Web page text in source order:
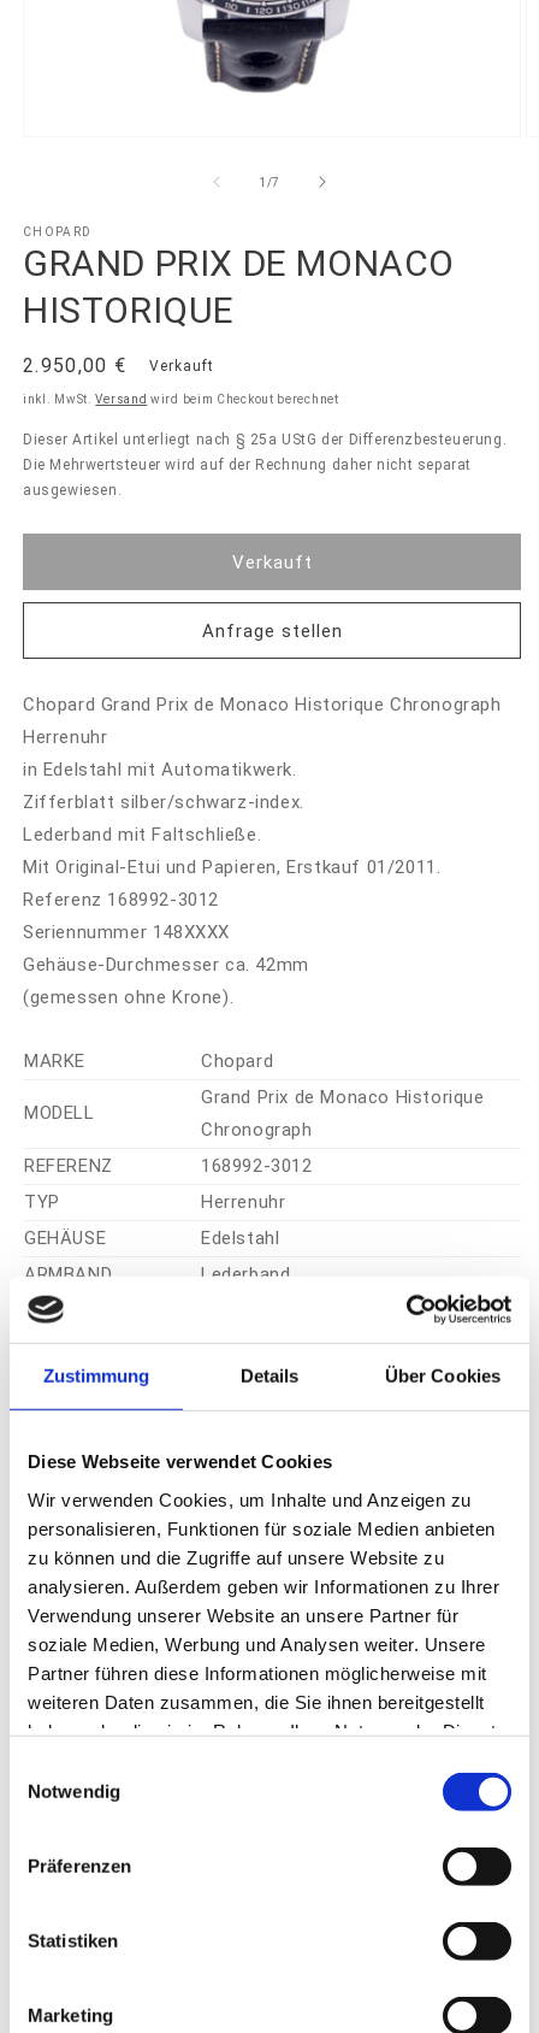
Zustimmung Details Über Cookies
Diese Webseite verwendet Cookies
Wir verwenden Cookies, um Inhalte und Anzeigen zu
personalisieren, Funktionen für soziale Medien anbieten
zu können und die Zugriffe auf unsere Website zu
analysieren. Außerdem geben wir Informationen zu Ihrer
Verwendung unserer Website an unsere Partner für
soziale Medien, Werbung und Analysen weiter. Unsere
Partner führen diese Informationen möglicherweise mit
weiteren Daten zusammen, die Sie ihnen bereitgestellt
haben oder die sie im Rahmen Ihrer Nutzung der Dienste
Notwendig
Präferenzen
Statistiken
Marketing
1 /von
7
CHOPARD
GRAND PRIX DE MONACO
HISTORIQUE
Normaler
Preis
2.950,00 € Verkauft
inkl. MwSt.Versand wird beim Checkout berechnet
Dieser Artikel unterliegt nach § 25a UStG der Differenzbesteuerung.
Die Mehrwertsteuer wird auf der Rechnung daher nicht separat
ausgewiesen.
Verkauft
Anfrage stellen
Chopard Grand Prix de Monaco Historique Chronograph
Herrenuhr
in Edelstahl mit Automatikwerk.
Zifferblatt silber/schwarz-index.
Lederband mit Faltschließe.
Mit Original-Etui und Papieren, Erstkauf 01/2011.
Referenz 168992-3012
Seriennummer 148XXXX
Gehäuse-Durchmesser ca. 42mm
(gemessen ohne Krone).
MARKE Chopard
MODELL
Grand Prix de Monaco Historique
Chronograph
REFERENZ
168992-3012
TYP
Herrenuhr
GEHÄUSE
Edelstahl
ARMBAND
Lederband
WERK
KOMPLIKATIONEN
Chronograph
ZIFFERBLATT
Silber
GLAS
Saphirglas
DURCHMESSER
42mm
TECHNISCHER
ZUSTAND
2
OPTISCHER
ZUSTAND
2
JAHR
2011
PAPIERE
Ja
BOX
Ja
INTERNE NR.
136602